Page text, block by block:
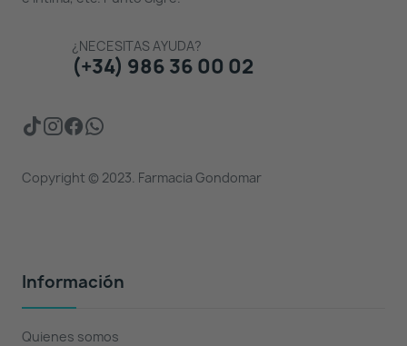
¿NECESITAS AYUDA?
(+34) 986 36 00 02
Copyright © 2023. Farmacia Gondomar
Información
Quienes somos